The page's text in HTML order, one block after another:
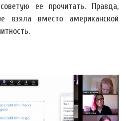
ее прочитать. Правда,
взяла вместо американской